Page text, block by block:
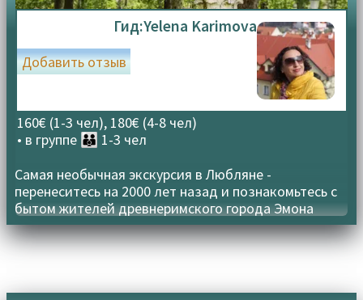
Гид:Yelena Karimova
160€ (1-3 чел), 180€ (4-8 чел)
• в группе 👪 1-3 чел
Добавить отзыв
Самая необычная экскурсия в Любляне -
перенеситесь на 2000 лет назад и познакомьтесь с
бытом жителей древнеримского города Эмона